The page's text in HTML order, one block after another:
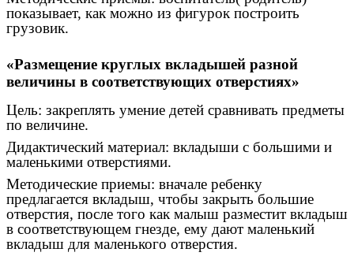
показывает, как можно из фигурок построить
грузовик.
«Размещение круглых вкладышей разной
величины в соответствующих отверстиях»
Цель: закреплять умение детей сравнивать предметы
по величине.
Дидактический материал: вкладыши с большими и
маленькими отверстиями.
Методические приемы: вначале ребенку
предлагается вкладыш, чтобы закрыть большие
отверстия, после того как малыш разместит вкладыш
в соответствующем гнезде, ему дают маленький
вкладыш для маленького отверстия.